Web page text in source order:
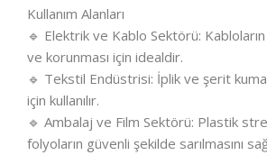
Kullanım Alanları
🔹 Elektrik ve Kablo Sektörü: Kabloların
ve korunması için idealdir.
🔹 Tekstil Endüstrisi: İplik ve şerit
için kullanılır.
🔹 Ambalaj ve Film Sektörü: Plastik
folyoların güvenli şekilde sarılmasını